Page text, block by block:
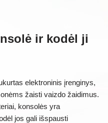
ir kodėl ji
elektroninis įrenginys,
žaisti vaizdo žaidimus.
konsolės yra
jos gali išspausti